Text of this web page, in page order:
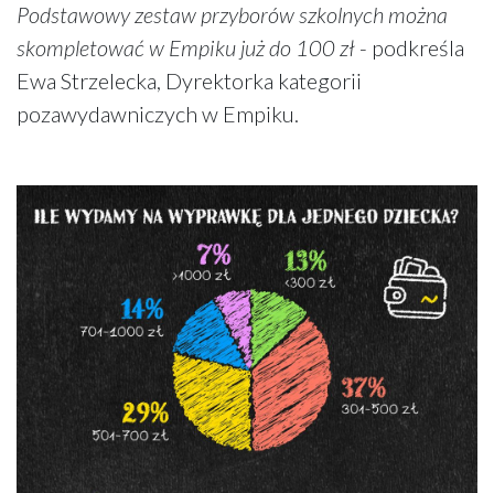
Podstawowy zestaw przyborów szkolnych można
skompletować w Empiku już do 100 zł - podkreśla
Ewa Strzelecka, Dyrektorka kategorii
pozawydawniczych w Empiku.